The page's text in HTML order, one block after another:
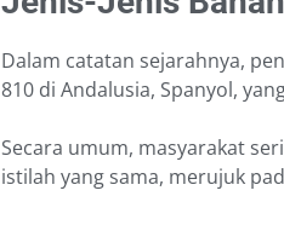
Dalam catatan sejarahnya,
810 di Andalusia, Spanyol,
Secara umum, masyarakat
istilah yang sama, merujuk